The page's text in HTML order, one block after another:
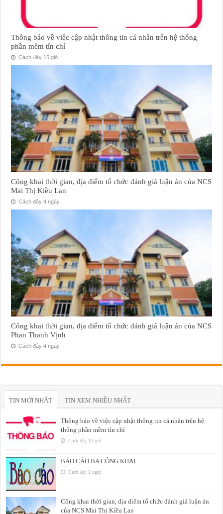
Thông báo về việc cập nhật thông tin cá nhân trên hệ thống
phần mềm tín chỉ
Cách đây 15 giờ
Công khai thời gian, địa điểm tổ chức đánh giá luận án của NCS
Mai Thị Kiều Lan
Cách đây 4 ngày
Công khai thời gian, địa điểm tổ chức đánh giá luận án của NCS
Phan Thanh Vịnh
Cách đây 4 ngày
TIN MỚI NHẤT TIN XEM NHIỀU NHẤT
Thông báo về việc cập nhật thông tin cá nhân trên hệ
thống phần mềm tín chỉ
Cách đây 15 giờ
BÁO CÁO BA CÔNG KHAI
Cách đây 2 ngày
Công khai thời gian, địa điểm tổ chức đánh giá luận án
của NCS Mai Thị Kiều Lan